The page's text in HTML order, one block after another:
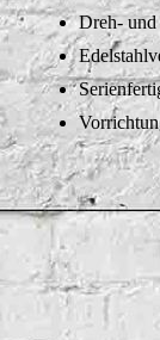
Dreh- und